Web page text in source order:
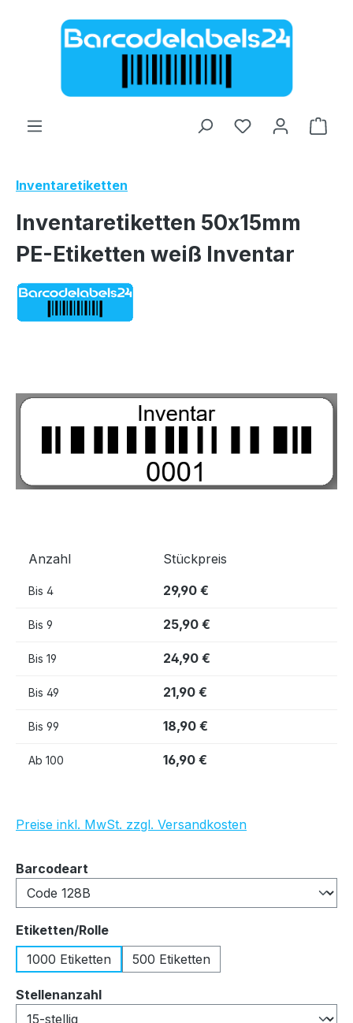
Zum Hauptinhalt springen
Inventaretiketten
Inventaretiketten 50x15mm
PE-Etiketten weiß Inventar
Anzahl Stückpreis
Bis 4 29,90 €
Bis 9 25,90 €
Bis 19 24,90 €
Bis 49 21,90 €
Bis 99 18,90 €
Ab 100 16,90 €
Preise inkl. MwSt. zzgl. Versandkosten
Barcodeart
Etiketten/Rolleauswählen
1000 Etiketten
500 Etiketten
Stellenanzahlauswählen